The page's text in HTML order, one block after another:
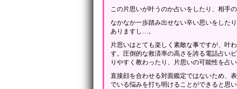
この片思いが叶うのか占いをしたり、相手
なかなか一歩踏み出せない辛い思いをした
ありますし…。
片思いはとても楽しく素敵な事ですが、叶
す。圧倒的な救済率の高さを誇る電話占いピ
りやすく教わったり、片思いの可能性を占
直接顔を合わせる対面鑑定ではないため、
でいる悩みを打ち明けることができると思い